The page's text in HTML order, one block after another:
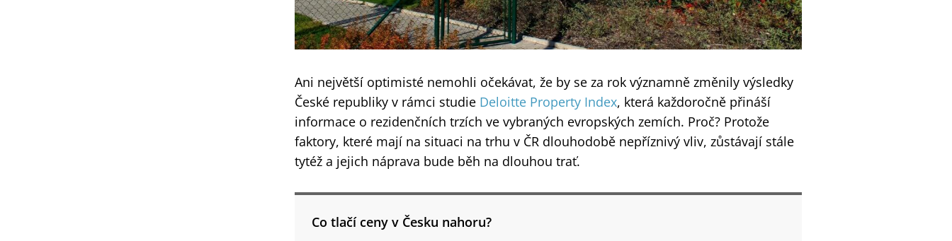
Ani největší optimisté nemohli očekávat, že by se za rok významně změnily výsledky
České republiky v rámci studie Deloitte Property Index, která každoročně přináší
informace o rezidenčních trzích ve vybraných evropských zemích. Proč? Protože
faktory, které mají na situaci na trhu v ČR dlouhodobě nepříznivý vliv, zůstávají stále
tytéž a jejich náprava bude běh na dlouhou trať.
Co tlačí ceny v Česku nahoru?